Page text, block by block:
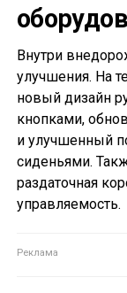
Внутри
улучшения. На
новый дизайн
кнопками,
и улучшенный
сиденьями.
раздаточная
управляемость.